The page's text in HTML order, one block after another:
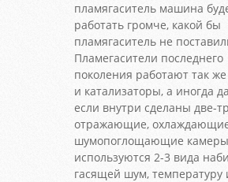
пламягаситель машина
работать громче, какой бы
пламягаситель не
Пламегасители последнего
поколения работают так же
и катализаторы, а иногда
если внутри сделаны две-
отражающие,
шумопоглощающие
используются 2-3 вида
гасящей шум, температуру